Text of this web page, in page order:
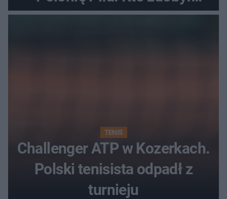
najwięcej punktów?
TENIS
Challenger ATP w Kozerkach.
Polski tenisista odpadł z
turnieju